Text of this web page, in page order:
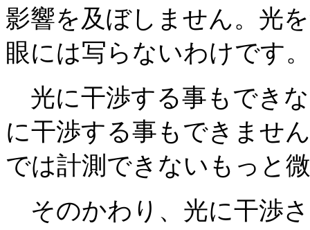
影響を及ぼしません。光
眼には写らないわけで
光に干渉する事もでき
に干渉する事もできませ
では計測できないもっと
そのかわり、光に干渉